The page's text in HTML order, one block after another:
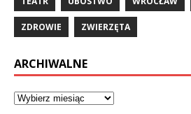
ZDROWIE ZWIERZĘTA
ARCHIWALNE